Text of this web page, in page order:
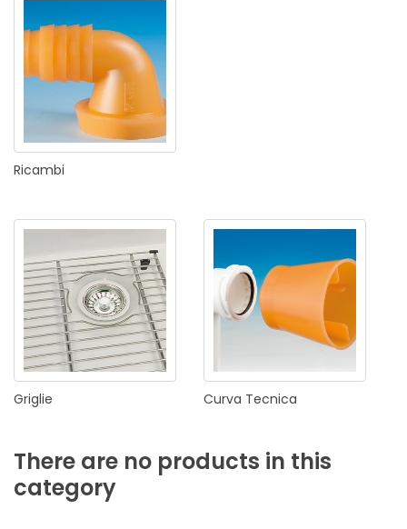
Ricambi
Griglie Curva Tecnica
There are no products in this
category